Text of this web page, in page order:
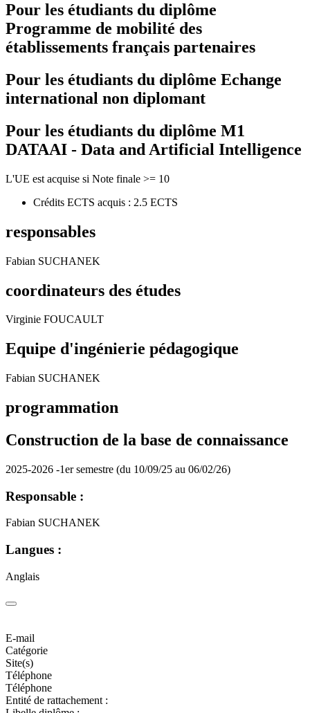
Pour les étudiants du diplôme
Programme de mobilité des
établissements français partenaires
Pour les étudiants du diplôme Echange
international non diplomant
Pour les étudiants du diplôme M1
DATAAI - Data and Artificial Intelligence
L'UE est acquise si Note finale >= 10
Crédits ECTS acquis : 2.5 ECTS
responsables
Fabian SUCHANEK
coordinateurs des études
Virginie FOUCAULT
Equipe d'ingénierie pédagogique
Fabian SUCHANEK
programmation
Construction de la base de connaissance
2025-2026 -1er semestre (du 10/09/25 au 06/02/26)
Responsable :
Fabian SUCHANEK
Langues :
Anglais
E-mail
Catégorie
Site(s)
Téléphone
Téléphone
Entité de rattachement :